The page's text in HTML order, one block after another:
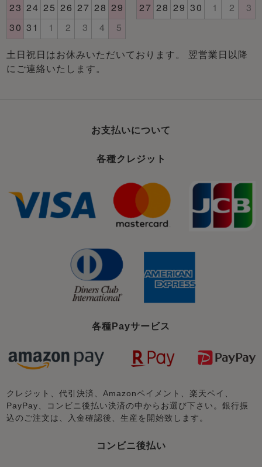
土日祝日はお休みいただいております。 翌営業日以降
にご連絡いたします。
お支払いについて
各種クレジット
各種Payサービス
クレジット、代引決済、Amazonペイメント、楽天ペイ、
PayPay、コンビニ後払い決済の中からお選び下さい。銀行振
込のご注文は、入金確認後、生産を開始致します。
コンビニ後払い